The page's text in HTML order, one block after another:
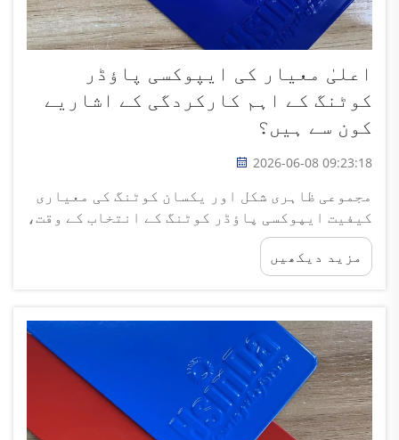
اعلیٰ معیار کی ایپوکسی پاؤڈر
کوٹنگ کے اہم کارکردگی کے اشاریے
کون سے ہیں؟
2026-06-08 09:23:18
مجموعی ظاہری شکل اور یکسان کوٹنگ کی معیاری
کیفیت ایپوکسی پاؤڈر کوٹنگ کے انتخاب کے وقت،
ہر تجربہ کار کوٹنگ ٹیکنیشن سب سے پہلے ختم
شدہ فلم کی مجموعی ظاہری شکل کو چیک کرتا ہے،
کیونکہ یہ براہ راست بنیادی پیداواری معیار
مزید دیکھیں